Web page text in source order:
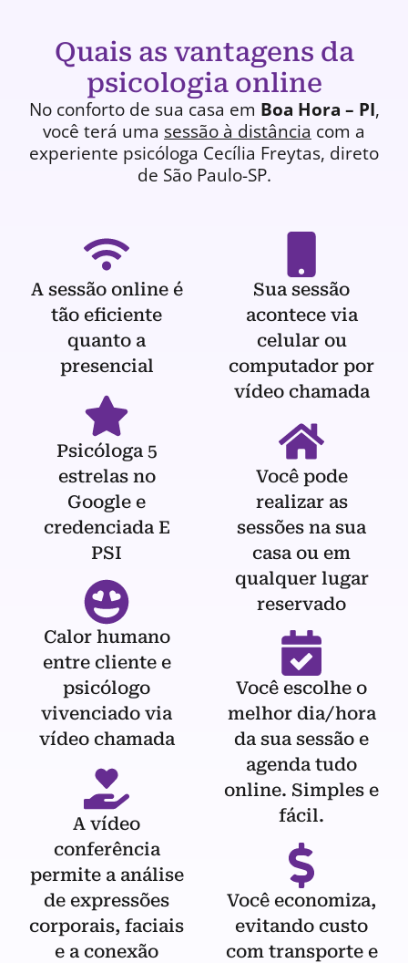
Quais as vantagens da
psicologia online
No conforto de sua casa em Boa Hora – PI,
você terá uma sessão à distância com a
experiente psicóloga Cecília Freytas, direto
de São Paulo-SP.
A sessão online é
tão eficiente
quanto a
presencial
Psicóloga 5
estrelas no
Google e
credenciada E
PSI
Calor humano
entre cliente e
psicólogo
vivenciado via
vídeo chamada
A vídeo
conferência
permite a análise
de expressões
corporais, faciais
e a conexão
Sua sessão
acontece via
celular ou
computador por
vídeo chamada
Você pode
realizar as
sessões na sua
casa ou em
qualquer lugar
reservado
Você escolhe o
melhor dia/hora
da sua sessão e
agenda tudo
online. Simples e
fácil.
Você economiza,
evitando custo
com transporte e